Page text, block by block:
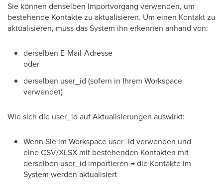
Sie können denselben Importvorgang verwenden, um
bestehende Kontakte zu aktualisieren. Um einen Kontakt zu
aktualisieren, muss das System ihn erkennen anhand von:
derselben E-Mail-Adresse
oder
derselben user_id (sofern in Ihrem Workspace
verwendet)
Wie sich die user_id auf Aktualisierungen auswirkt:
Wenn Sie im Workspace user_id verwenden und
eine CSV/XLSX mit bestehenden Kontakten mit
derselben user_id importieren → die Kontakte im
System werden aktualisiert